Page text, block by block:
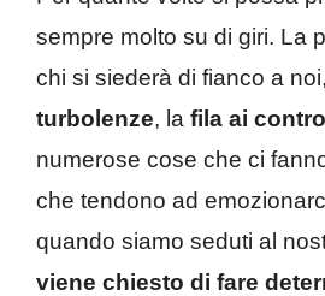
sempre molto su di giri. La
chi si siederà di fianco a
turbolenze, la fila ai
numerose cose che ci
che tendono ad
quando siamo seduti al
viene chiesto di fare